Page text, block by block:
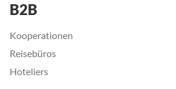
B2B
Kooperationen
Reisebüros
Hoteliers